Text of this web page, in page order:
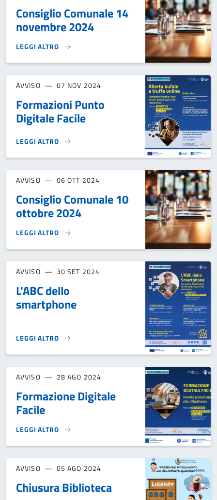
Consiglio Comunale 14
novembre 2024
LEGGI ALTRO
CONSIGLIO COMUNALE 14 NOVEMBRE 2024}
AVVISO 07 NOV 2024
Formazioni Punto
Digitale Facile
LEGGI ALTRO
FORMAZIONI PUNTO DIGITALE FACILE}
AVVISO 06 OTT 2024
Consiglio Comunale 10
ottobre 2024
LEGGI ALTRO
CONSIGLIO COMUNALE 10 OTTOBRE 2024}
AVVISO 30 SET 2024
L'ABC dello
smartphone
LEGGI ALTRO
L'ABC DELLO SMARTPHONE}
AVVISO 28 AGO 2024
Formazione Digitale
Facile
LEGGI ALTRO
FORMAZIONE DIGITALE FACILE}
AVVISO 05 AGO 2024
Chiusura Biblioteca